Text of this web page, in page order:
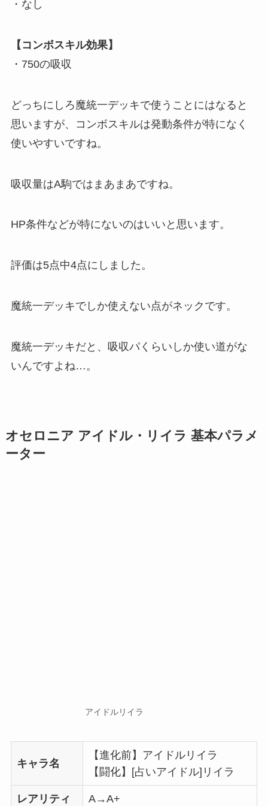
・なし
【コンボスキル効果】
・750の吸収
どっちにしろ魔統一デッキで使うことにはなると
思いますが、コンボスキルは発動条件が特になく
使いやすいですね。
吸収量はA駒ではまあまあですね。
HP条件などが特にないのはいいと思います。
評価は5点中4点にしました。
魔統一デッキでしか使えない点がネックです。
魔統一デッキだと、吸収パくらいしか使い道がな
いんですよね…。
オセロニア アイドル・リイラ 基本パラメ
ーター
アイドルリイラ
キャラ名
【進化前】アイドルリイラ
【闘化】[占いアイドル]リイラ
レアリティ A→A+